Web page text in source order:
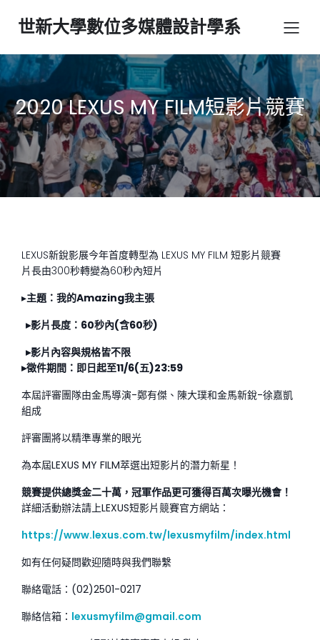
世新大學數位多媒體設計學系
2020 LEXUS MY FILM短影片競賽
LEXUS新銳影展今年首度轉型為 LEXUS MY FILM 短影片競賽
片長由300秒轉變為60秒內短片
▸主題：我的Amazing我主張
▸影片長度： 60秒內(含60秒)
▸影片內容與規格皆不限
▸徵件期間：即日起至11/6(五)23:59
本屆評審團隊由金馬導演-鄭有傑、陳大璞和金馬新銳-徐嘉凱
組成
評審團將以精準專業的眼光
為本屆LEXUS MY FILM萃選出短影片的潛力新星！
競賽提供總獎金二十萬，冠軍作品更可獲得百萬次曝光機會！
詳細活動辦法請上LEXUS短影片競賽官方網站：
https://www.lexus.com.tw/lexusmyfilm/index.html
如有任何疑問歡迎隨時與我們聯繫
聯絡電話：(02)2501-0217
聯絡信箱： lexusmyfilm@gmail.com